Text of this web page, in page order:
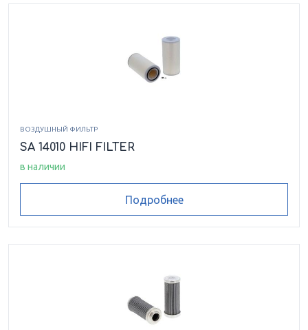
ВОЗДУШНЫЙ ФИЛЬТР
SA 14010 HIFI FILTER
в наличии
Подробнее